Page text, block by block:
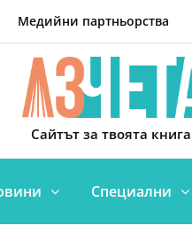
Медийни партньорства
Сайтът за твоята книга
Специални